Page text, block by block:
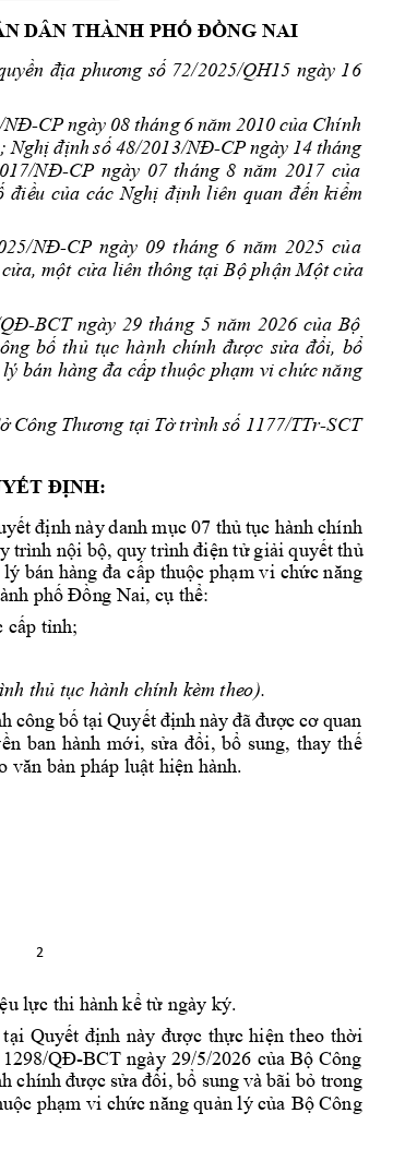
DÂN THÀNH PHỐ ĐỒNG NAI
ền địa phương số 72/2025/QH15 ngày 16
NĐ-CP ngày 08 tháng 6 năm 2010 của Chính
Nghịđịnh số 48/2013/NĐ-CP ngày 14 tháng
NĐ-CP ngày 07 tháng 8 năm 2017 của
điều của các Nghị định liên quan đến kiểm
NĐ-CP ngày 09 tháng 6 năm 2025 của
ửa, một cửa liên thông tại Bộ phận Một cửa
-BCT ngày 29 tháng 5 năm 2026 của Bộ
bố thủ tục hành chính được sửa đổi, bổ
bán hàng đa cấp thuộc phạm vi chức năng
ở Công Thương tại Tờtrình số 1177/TTr-SCT
ĐỊNH:
ết định này danh mục 07 thủ tục hành chính
trình nội bộ, quy trình điện tử giải quyết thủ
lý bán hàng đa cấp thuộc phạm vi chức năng
phố Đồng Nai, cụ thể:
cấp tỉnh;
thủ tục hành chính kèm theo).
công bố tại Quyết định này đã được cơ quan
ền ban hành mới, sửa đổi, bổ sung, thay thế
văn bản pháp luật hiện hành.
2
lực thi hành kể từ ngày ký.
tại Quyết định này được thực hiện theo thời
1298/QĐ-BCT ngày 29/5/2026 của Bộ Công
chính được sửa đổi, bổ sung và bãi bỏ trong
ộc phạm vi chức năng quản lý của Bộ Công